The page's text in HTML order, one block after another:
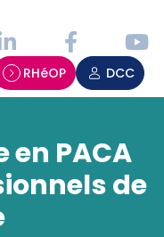
RHéOP DCC
PACA
de